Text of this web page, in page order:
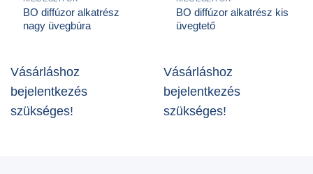
BO diffúzor alkatrész
nagy üvegbúra
Vásárláshoz
bejelentkezés
szükséges!
BO diffúzor alkatrész kis
üvegtető
Vásárláshoz
bejelentkezés
szükséges!